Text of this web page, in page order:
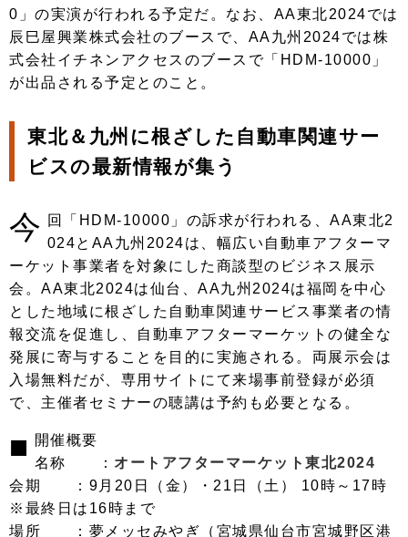
0」の実演が行われる予定だ。なお、AA東北2024では
辰巳屋興業株式会社のブースで、AA九州2024では株
式会社イチネンアクセスのブースで「HDM-10000」
が出品される予定とのこと。
東北＆九州に根ざした自動車関連サー
ビスの最新情報が集う
今 回「HDM-10000」の訴求が行われる、AA東北2
024とAA九州2024は、幅広い自動車アフターマ
ーケット事業者を対象にした商談型のビジネス展示
会。AA東北2024は仙台、AA九州2024は福岡を中心
とした地域に根ざした自動車関連サービス事業者の情
報交流を促進し、自動車アフターマーケットの健全な
発展に寄与することを目的に実施される。両展示会は
入場無料だが、専用サイトにて来場事前登録が必須
で、主催者セミナーの聴講は予約も必要となる。
■
開催概要
名称 ： オートアフターマーケット東北2024
会期 ：9月20日（金）・21日（土） 10時～17時
※最終日は16時まで
場所 ：夢メッセみやぎ（宮城県仙台市宮城野区港